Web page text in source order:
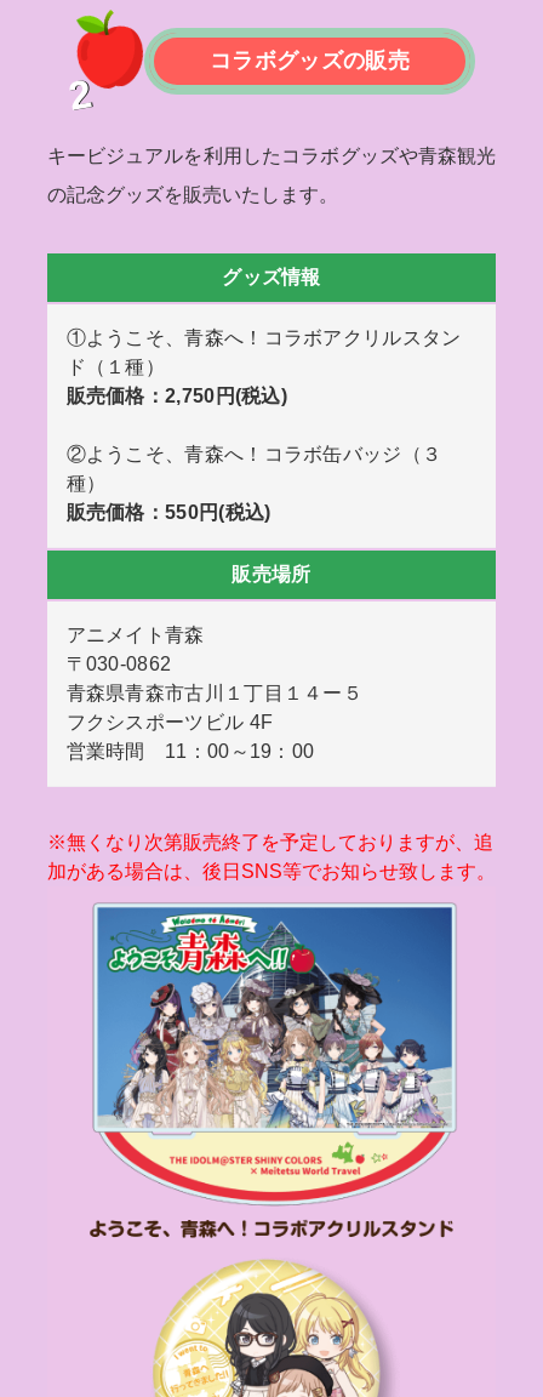
2
コラボグッズの販売
キービジュアルを利用したコラボグッズや青森観光
の記念グッズを販売いたします。
グッズ情報
①ようこそ、青森へ！コラボアクリルスタン
ド（１種）
販売価格：2,750円(税込)
②ようこそ、青森へ！コラボ缶バッジ（３
種）
販売価格：550円(税込)
販売場所
アニメイト青森
〒030-0862
青森県青森市古川１丁目１４ー５
フクシスポーツビル 4F
営業時間 11：00～19：00
※無くなり次第販売終了を予定しておりますが、追
加がある場合は、後日SNS等でお知らせ致します。